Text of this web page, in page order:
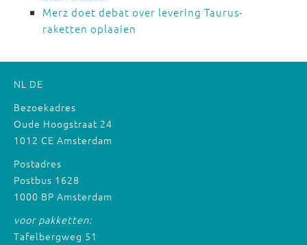
Merz doet debat over levering Taurus-
raketten oplaaien
NL DE
Bezoekadres
Oude Hoogstraat 24
1012 CE Amsterdam
Postadres
Postbus 1628
1000 BP Amsterdam
voor pakketten:
Tafelbergweg 51